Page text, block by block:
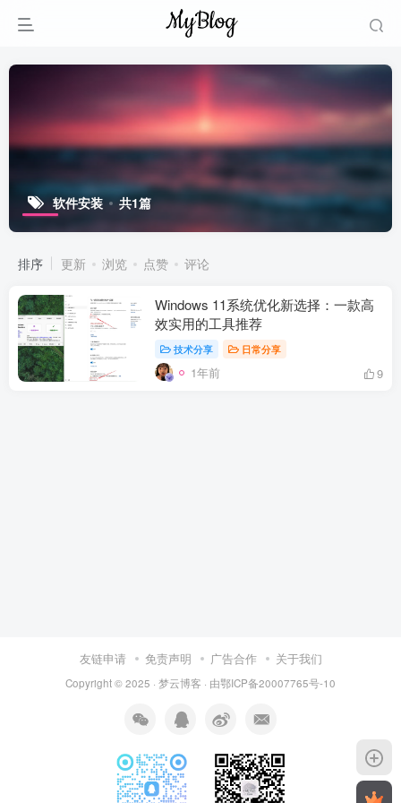
软件安装 共1篇
排序 更新 浏览 点赞 评论
Windows 11系统优化新选择：一款高
效实用的工具推荐
技术分享 日常分享
1年前 9
友链申请 免责声明 广告合作 关于我们
Copyright © 2025 · 梦云博客 · 由鄂ICP备20007765号-10